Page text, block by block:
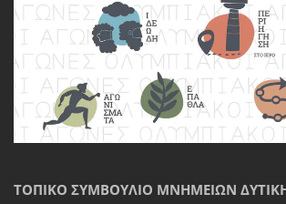
ΤΟΠΙΚΌ ΣΥΜΒΟΎΛΙΟ ΜΝΗΜΕΊΩΝ